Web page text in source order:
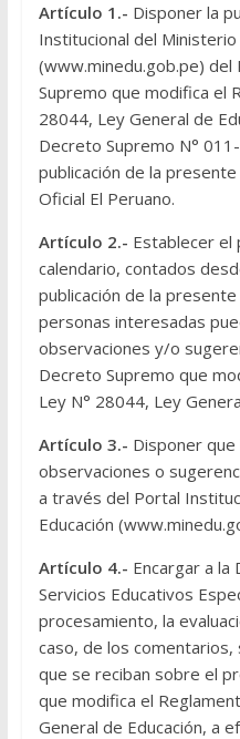
Artículo 1.- Disponer la
Institucional del Ministerio
(www.minedu.gob.pe) del
Supremo que modifica el
28044, Ley General de
Decreto Supremo N°
publicación de la
Oficial El Peruano.
Artículo 2.- Establecer el
calendario, contados
publicación de la
personas interesadas
observaciones y/o
Decreto Supremo que
Ley N° 28044, Ley
Artículo 3.- Disponer
observaciones o
a través del Portal
Educación (
Artículo 4.- Encargar a la
Servicios Educativos
procesamiento, la
caso, de los
que se reciban sobre el
que modifica el
General de Educación, a